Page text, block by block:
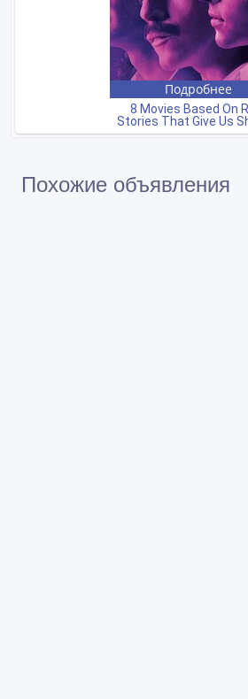
Похожие объявления